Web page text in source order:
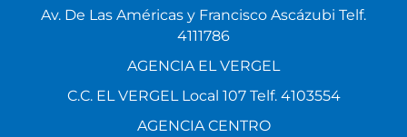
Av. De Las Américas y Francisco Ascázubi Telf.
4111786
AGENCIA EL VERGEL
C.C. EL VERGEL Local 107 Telf. 4103554
AGENCIA CENTRO